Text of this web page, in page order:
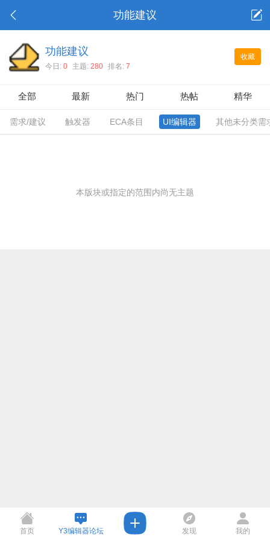
功能建议
收藏
功能建议
今日: 0 主题: 280 排名: 7
全部 最新 热门 热帖 精华
需求/建议 触发器 ECA条目 UI编辑器 其他未分类需
本版块或指定的范围内尚无主题
首页 Y3编辑器论坛 发现 我的